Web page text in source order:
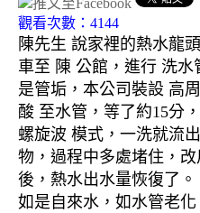
觀看次數：4144
陳先生 說家裡的熱水龍
車至 陳 公館，進行 洗
是管垢，本公司裝設 高
酸 至水管，等了約15分
螺旋波 模式，一洗就流
物，過程中多處堵住，
後，熱水出水量恢復了。
如是自來水，如水管老